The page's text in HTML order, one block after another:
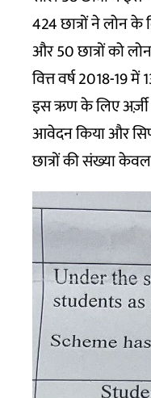
424 छात्रों ने लोन
और 50 छात्रों को
वित्त वर्ष 2018-19
इस ऋण के लिए अर्ज़ी
आवेदन किया और
छात्रों की संख्या